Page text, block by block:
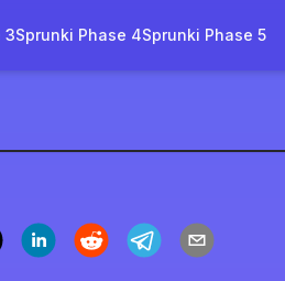
3Sprunki Phase 4Sprunki Phase 5